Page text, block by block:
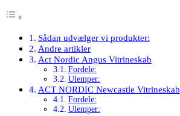
Sådan udvælger vi produkter:
Andre artikler
Act Nordic Angus Vitrineskab
Fordele:
Ulemper:
ACT NORDIC Newcastle Vitrineskab
Fordele:
Ulemper: